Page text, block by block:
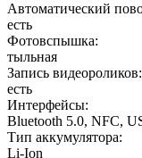
Автоматический
есть
Фотовспышка:
тыльная
Запись видеороликов:
есть
Интерфейсы:
Bluetooth 5.0, NFC,
Тип аккумулятора:
Li-Ion